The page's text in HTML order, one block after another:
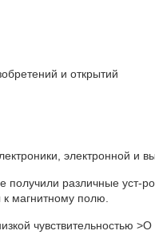
и открытий
электронной и
различные уст-
магнитному полю.
чувствительностью